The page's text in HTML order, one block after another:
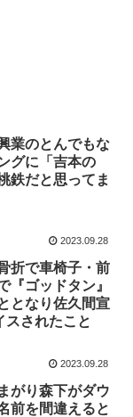
業のとんでもな
グに「吉本の
鉄だと思ってま
2023.09.28
折で車椅子・前
『ゴッドタン』
となり佐久間宣
スされたこと
2023.09.28
がり森下がダウ
前を間違えると